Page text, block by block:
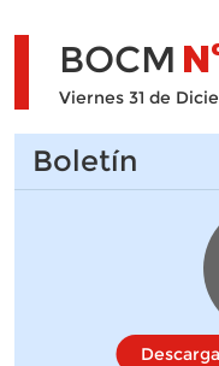
BOCM
Viernes 31 de
Boletín